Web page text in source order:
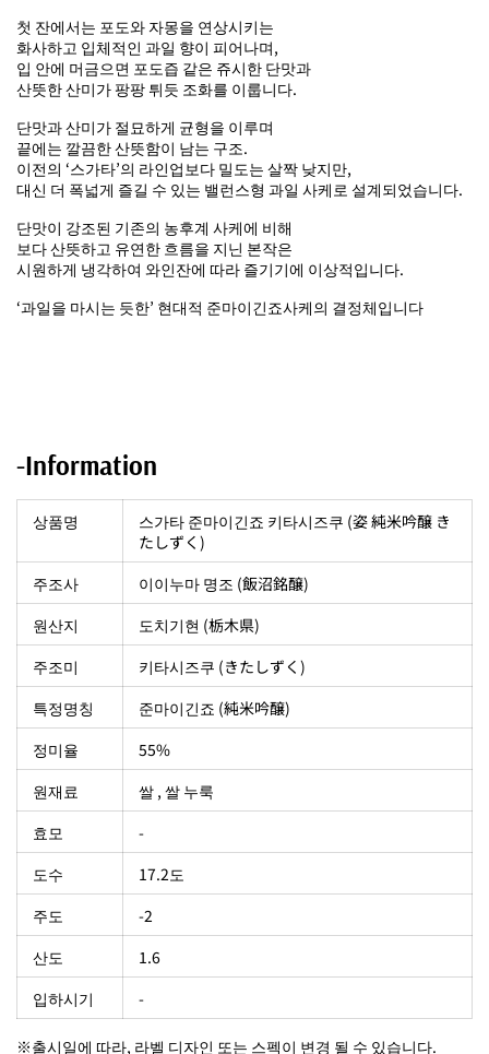
첫 잔에서는 포도와 자몽을 연상시키는
화사하고 입체적인 과일 향이 피어나며,
입 안에 머금으면 포도즙 같은 쥬시한 단맛과
산뜻한 산미가 팡팡 튀듯 조화를 이룹니다.
단맛과 산미가 절묘하게 균형을 이루며
끝에는 깔끔한 산뜻함이 남는 구조.
이전의 ‘스가타’의 라인업보다 밀도는 살짝 낮지만,
대신 더 폭넓게 즐길 수 있는 밸런스형 과일 사케로 설계되었습니다.
단맛이 강조된 기존의 농후계 사케에 비해
보다 산뜻하고 유연한 흐름을 지닌 본작은
시원하게 냉각하여 와인잔에 따라 즐기기에 이상적입니다.
‘과일을 마시는 듯한’ 현대적 준마이긴죠사케의 결정체입니다
-Information
상품명
스가타 준마이긴죠 키타시즈쿠 (姿 純米吟醸 き
たしずく)
주조사
이이누마 명조 (飯沼銘醸)
원산지
도치기현 (栃木県)
주조미
키타시즈쿠 (きたしずく)
특정명칭
준마이긴죠 (純米吟醸)
정미율
55%
원재료
쌀 , 쌀 누룩
효모
-
도수
17.2도
주도
-2
산도
1.6
입하시기
-
※출시일에 따라, 라벨 디자인 또는 스펙이 변경 될 수 있습니다.